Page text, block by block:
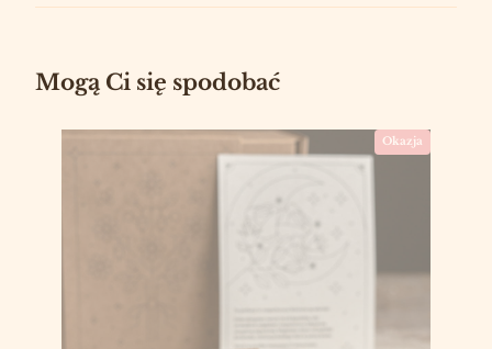
Mogą Ci się spodobać
Okazja